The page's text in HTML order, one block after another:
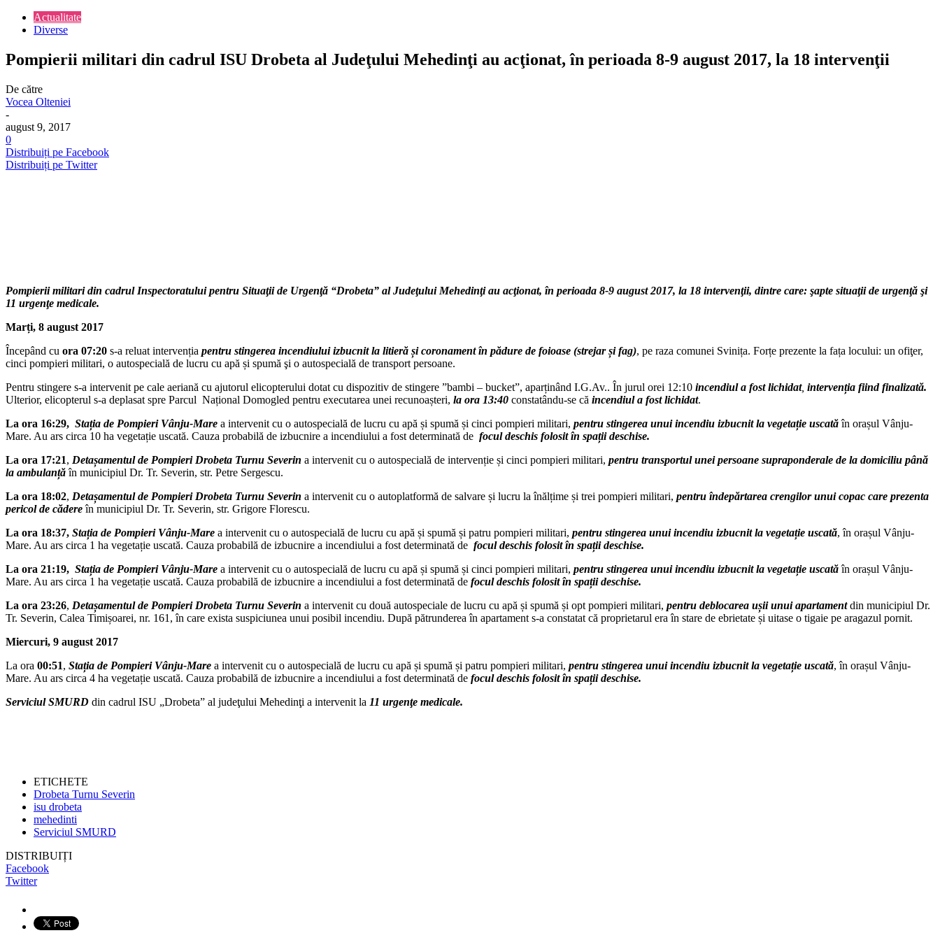
Actualitate
Diverse
Pompierii militari din cadrul ISU Drobeta al Judeţului Mehedinţi au acţionat, în perioada 8-9 august 2017, la 18 intervenţii
De către
Vocea Olteniei
-
august 9, 2017
0
Distribuiți pe Facebook
Distribuiți pe Twitter
Pompierii militari din cadrul Inspectoratului pentru Situaţii de Urgenţă “Drobeta” al Judeţului Mehedinţi au acţionat, în perioada 8-9 august 2017, la 18 intervenţii, dintre care: şapte situaţii de urgenţă şi
11 urgenţe medicale.
Marți, 8 august 2017
Începând cu ora 07:20 s-a reluat intervenția pentru stingerea incendiului izbucnit la litieră și coronament în pădure de foioase (strejarși fag), pe raza comunei Svinița. Forțe prezente la fața locului: un ofiţer,
cinci pompieri militari, o autospecială de lucru cu apă și spumă şi o autospecială de transport persoane.
Pentru stingere s-a intervenit pe cale aeriană cu ajutorul elicopterului dotat cu dispozitiv de stingere ”bambi – bucket”, aparținând I.G.Av.. În jurul orei 12:10 incendiul a fost lichidat, intervenția fiind finalizată.
Ulterior, elicopterul s-a deplasat spre Parcul Național Domogled pentru executarea unei recunoașteri, la ora 13:40 constatându-se că incendiul a fost lichidat.
La ora 16:29, Stația de Pompieri Vânju-Mare a intervenit cu o autospecială de lucru cu apă și spumă și cinci pompieri militari, pentru stingerea unui incendiu izbucnit la vegetație uscatăîn orașul Vânju-
Mare. Au ars circa 10 ha vegetație uscată. Cauza probabilă de izbucnire a incendiului a fost determinată de focul deschis folosit în spații deschise.
La ora 17:21, Detașamentul de Pompieri Drobeta Turnu Severin a intervenit cu o autospecială de intervenție și cinci pompieri militari, pentru transportul unei persoane supraponderale de la domiciliu până
la ambulanțăîn municipiul Dr. Tr. Severin, str. Petre Sergescu.
La ora 18:02, Detașamentul de Pompieri Drobeta Turnu Severin a intervenit cu o autoplatformă de salvare și lucru la înălțime și trei pompieri militari, pentru îndepărtarea crengilor unui copac care prezenta
pericol de cădereîn municipiul Dr. Tr. Severin, str. Grigore Florescu.
La ora 18:37, Stația de Pompieri Vânju-Mare a intervenit cu o autospecială de lucru cu apă și spumă și patru pompieri militari, pentru stingerea unui incendiu izbucnit la vegetație uscată, în orașul Vânju-
Mare. Au ars circa 1 ha vegetație uscată. Cauza probabilă de izbucnire a incendiului a fost determinată de focul deschis folosit în spații deschise.
La ora 21:19, Stația de Pompieri Vânju-Mare a intervenit cu o autospecială de lucru cu apă și spumă și cinci pompieri militari, pentru stingerea unui incendiu izbucnit la vegetație uscatăîn orașul Vânju-
Mare. Au ars circa 1 ha vegetație uscată. Cauza probabilă de izbucnire a incendiului a fost determinată de focul deschis folosit în spații deschise.
La ora 23:26, Detașamentul de Pompieri Drobeta Turnu Severin a intervenit cu două autospeciale de lucru cu apă și spumă și opt pompieri militari, pentru deblocarea ușii unui apartamentdin municipiul Dr.
Tr. Severin, Calea Timișoarei, nr. 161, în care exista suspiciunea unui posibil incendiu. După pătrunderea în apartament s-a constatat că proprietarul era în stare de ebrietate și uitase o tigaie pe aragazul pornit.
Miercuri, 9 august 2017
La ora 00:51, Stația de Pompieri Vânju-Mare a intervenit cu o autospecială de lucru cu apă și spumă și patru pompieri militari, pentru stingerea unui incendiu izbucnit la vegetație uscată, în orașul Vânju-
Mare. Au ars circa 4 ha vegetație uscată. Cauza probabilă de izbucnire a incendiului a fost determinată de focul deschis folosit în spații deschise.
Serviciul SMURD din cadrul ISU „Drobeta” al judeţului Mehedinţi a intervenit la 11 urgenţe medicale.
ETICHETE
Drobeta Turnu Severin
isu drobeta
mehedinti
Serviciul SMURD
DISTRIBUIȚI
Facebook
Twitter